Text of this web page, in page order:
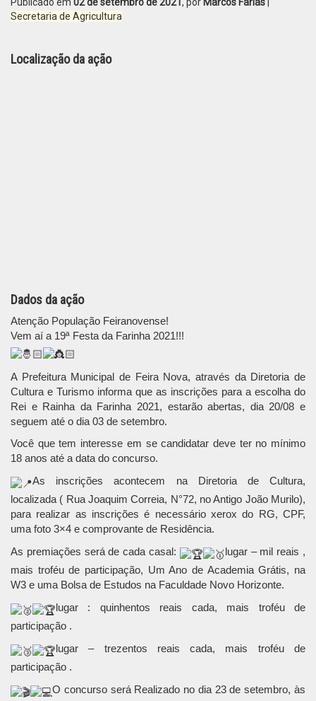
Secretaria de Agricultura
Localização da ação
Dados da ação
Atenção População Feiranovense!
Vem aí a 19ª Festa da Farinha 2021!!!
A Prefeitura Municipal de Feira Nova, através da Diretoria de
Cultura e Turismo informa que as inscrições para a escolha do
Rei e Rainha da Farinha 2021, estarão abertas, dia 20/08 e
seguem até o dia 03 de setembro.
Você que tem interesse em se candidatar deve ter no mínimo
18 anos até a data do concurso.
As inscrições acontecem na Diretoria de Cultura,
localizada ( Rua Joaquim Correia, N°72, no Antigo João Murilo),
para realizar as inscrições é necessário xerox do RG, CPF,
uma foto 3×4 e comprovante de Residência.
As premiações será de cada casal:
lugar – mil reais ,
mais troféu de participação, Um Ano de Academia Grátis, na
W3 e uma Bolsa de Estudos na Faculdade Novo Horizonte.
lugar : quinhentos reais cada, mais troféu de
participação .
lugar – trezentos reais cada, mais troféu de
participação .
O concurso será Realizado no dia 23 de setembro, às